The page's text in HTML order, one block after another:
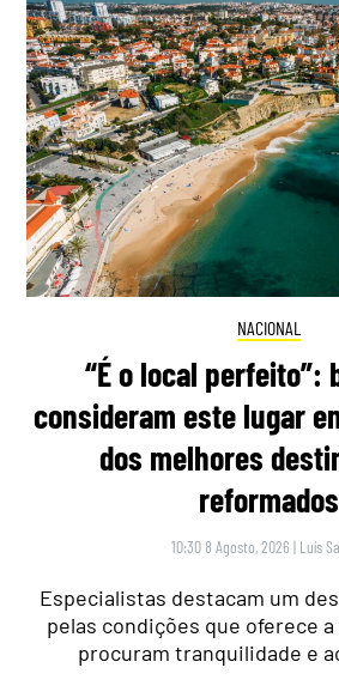
NACIONAL
“É o local perfeito”:
consideram este lugar
dos melhores
reformados
10:30 8 Agosto, 2026 | Luís
Especialistas destacam um
pelas condições que oferece
procuram tranquilidade e